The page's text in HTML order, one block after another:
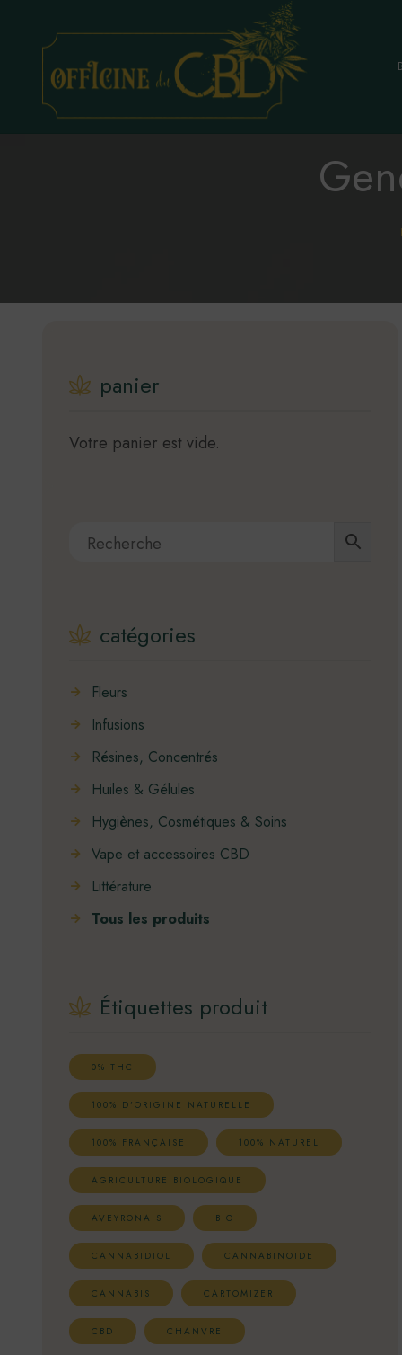
Epicerie
panier
Votre panier est vide.
catégories
Fleurs
Infusions
Résines, Concentrés
Huiles & Gélules
Hygiènes, Cosmétiques & Soins
Vape et accessoires CBD
Littérature
Tous les produits
Étiquettes produit
0% THC
100% D'ORIGINE NATURELLE
100% FRANÇAISE 100% NATUREL
AGRICULTURE BIOLOGIQUE
AVEYRONAIS BIO
CANNABIDIOL CANNABINOIDE
CANNABIS CARTOMIZER
CBD CHANVRE